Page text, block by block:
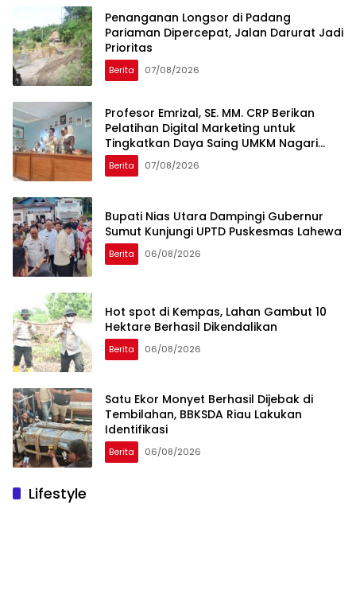
Penanganan Longsor di Padang
Pariaman Dipercepat, Jalan Darurat Jadi
Prioritas
Berita 07/08/2026
Profesor Emrizal, SE. MM. CRP Berikan
Pelatihan Digital Marketing untuk
Tingkatkan Daya Saing UMKM Nagari
Toboh Gadang
Berita 07/08/2026
Bupati Nias Utara Dampingi Gubernur
Sumut Kunjungi UPTD Puskesmas Lahewa
Berita 06/08/2026
Hot spot di Kempas, Lahan Gambut 10
Hektare Berhasil Dikendalikan
Berita 06/08/2026
Satu Ekor Monyet Berhasil Dijebak di
Tembilahan, BBKSDA Riau Lakukan
Identifikasi
Berita 06/08/2026
Lifestyle